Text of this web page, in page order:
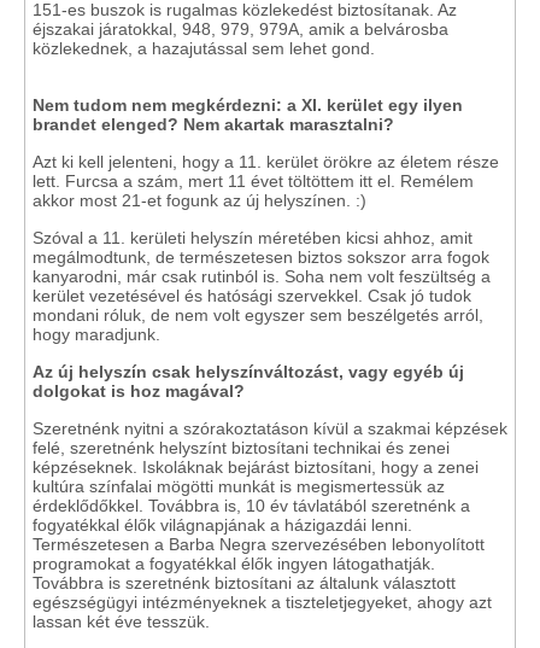
151-es buszok is rugalmas közlekedést biztosítanak. Az
éjszakai járatokkal, 948, 979, 979A, amik a belvárosba
közlekednek, a hazajutással sem lehet gond.
Nem tudom nem megkérdezni: a XI. kerület egy ilyen
brandet elenged? Nem akartak marasztalni?
Azt ki kell jelenteni, hogy a 11. kerület örökre az életem része
lett. Furcsa a szám, mert 11 évet töltöttem itt el. Remélem
akkor most 21-et fogunk az új helyszínen. :)
Szóval a 11. kerületi helyszín méretében kicsi ahhoz, amit
megálmodtunk, de természetesen biztos sokszor arra fogok
kanyarodni, már csak rutinból is. Soha nem volt feszültség a
kerület vezetésével és hatósági szervekkel. Csak jó tudok
mondani róluk, de nem volt egyszer sem beszélgetés arról,
hogy maradjunk.
Az új helyszín csak helyszínváltozást, vagy egyéb új
dolgokat is hoz magával?
Szeretnénk nyitni a szórakoztatáson kívül a szakmai képzések
felé, szeretnénk helyszínt biztosítani technikai és zenei
képzéseknek. Iskoláknak bejárást biztosítani, hogy a zenei
kultúra színfalai mögötti munkát is megismertessük az
érdeklődőkkel. Továbbra is, 10 év távlatából szeretnénk a
fogyatékkal élők világnapjának a házigazdái lenni.
Természetesen a Barba Negra szervezésében lebonyolított
programokat a fogyatékkal élők ingyen látogathatják.
Továbbra is szeretnénk biztosítani az általunk választott
egészségügyi intézményeknek a tiszteletjegyeket, ahogy azt
lassan két éve tesszük.